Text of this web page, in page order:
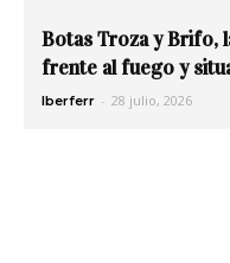
Botas Troza y Brifo,
frente al fuego y
Iberferr - 28 julio, 2026